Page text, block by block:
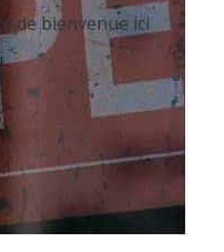
de bienvenue ici